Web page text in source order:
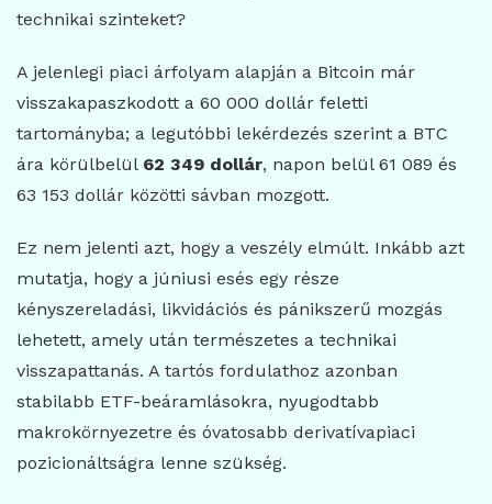
technikai szinteket?
A jelenlegi piaci árfolyam alapján a Bitcoin már
visszakapaszkodott a 60 000 dollár feletti
tartományba; a legutóbbi lekérdezés szerint a BTC
ára körülbelül 62 349 dollár, napon belül 61 089 és
63 153 dollár közötti sávban mozgott.
Ez nem jelenti azt, hogy a veszély elmúlt. Inkább azt
mutatja, hogy a júniusi esés egy része
kényszereladási, likvidációs és pánikszerű mozgás
lehetett, amely után természetes a technikai
visszapattanás. A tartós fordulathoz azonban
stabilabb ETF-beáramlásokra, nyugodtabb
makrokörnyezetre és óvatosabb derivatívapiaci
pozicionáltságra lenne szükség.